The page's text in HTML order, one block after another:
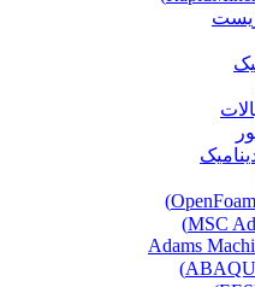
Adams